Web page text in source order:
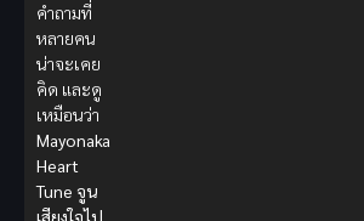
คำถามที่
หลายคน
น่าจะเคย
คิด และดู
เหมือนว่า
Mayonaka
Heart
Tune จูน
เสียงใจไป